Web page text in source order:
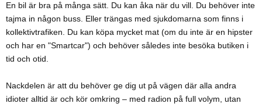
En bil är bra på många sätt. Du kan åka när du vill. Du behöver inte
tajma in någon buss. Eller trängas med sjukdomarna som finns i
kollektivtrafiken. Du kan köpa mycket mat (om du inte är en hipster
och har en "Smartcar") och behöver således inte besöka butiken i
tid och otid.
Nackdelen är att du behöver ge dig ut på vägen där alla andra
idioter alltid är och kör omkring – med radion på full volym, utan